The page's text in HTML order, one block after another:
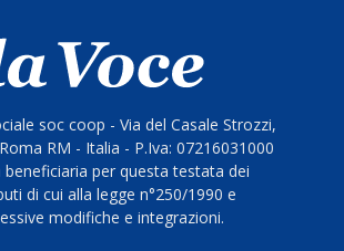
soc coop - Via del Casale Strozzi,
RM - Italia - P.Iva: 07216031000
beneficiaria per questa testata dei
di cui alla legge n°250/1990 e
modifiche e integrazioni.